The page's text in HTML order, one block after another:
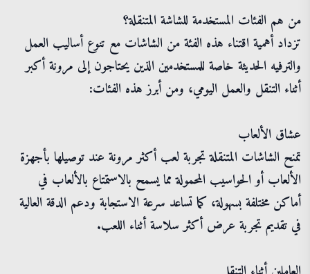
من هم الفئات المستخدمة للشاشة المتنقلة؟
تزداد أهمية اقتناء هذه الفئة من الشاشات مع تنوع أساليب العمل
والترفيه الحديثة خاصة للمستخدمين الذين يحتاجون إلى مرونة أكبر
أثناء التنقل والعمل اليومي، ومن أبرز هذه الفئات:
عشاق الألعاب
تمنح الشاشات المتنقلة تجربة لعب أكثر مرونة عند توصيلها بأجهزة
الألعاب أو الحواسيب المحمولة مما يسمح بالاستمتاع بالألعاب في
أماكن مختلفة بسهولة، كما تساعد سرعة الاستجابة ودعم الدقة العالية
في تقديم تجربة عرض أكثر سلاسة أثناء اللعب.